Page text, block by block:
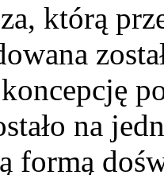
którą
na
formą